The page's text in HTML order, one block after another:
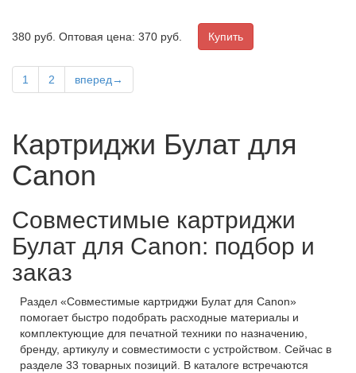
380 руб. Оптовая цена: 370 руб.
1 2 вперед→
Картриджи Булат для
Сanon
Совместимые картриджи
Булат для Canon: подбор и
заказ
Раздел «Совместимые картриджи Булат для Canon»
помогает быстро подобрать расходные материалы и
комплектующие для печатной техники по назначению,
бренду, артикулу и совместимости с устройством. Сейчас в
разделе 33 товарных позиций. В каталоге встречаются